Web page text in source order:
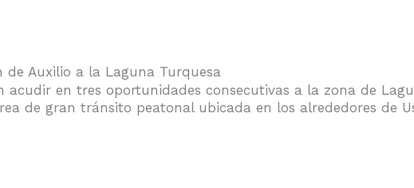
de Auxilio a la Laguna Turquesa
en tres oportunidades consecutivas a la zona de
de gran tránsito peatonal ubicada en los alrededores de